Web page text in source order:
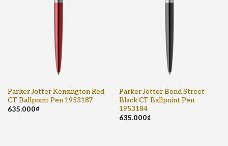
và bảo hành quốc tế đáng tin cậy.
Trải nghiệm sự hoàn hảo:
Khám phá sự thanh
lịch và tiện ích tuyệt vời của bút bi Parker
Jotter Bond Street Black CT Ballpoint Pen
và phong cách của bạn lên một tầm cao mới với
chiếc bút bi giá trị này!
Bút bi Parker Jotter Bond Street Black CT
Parker Jotter Kensington Red
CT Ballpoint Pen 1953187
635.000₫
Parker Jotter Bond Street
Black CT Ballpoint Pen
1953184
635.000₫